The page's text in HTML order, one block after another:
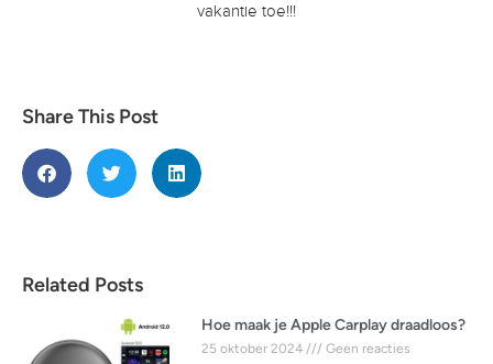
vakantie toe!!!
Share This Post
Related Posts
Hoe maak je Apple Carplay draadloos?
25 oktober 2024 Geen reacties